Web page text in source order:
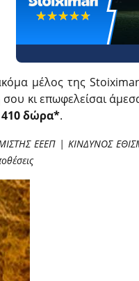
☆☆☆☆☆
★★★★★
μέλος της
κι επωφελείσαι
410 δώρα*.
ΕΕΕΠ | ΚΙΝΔΥΝΟΣ